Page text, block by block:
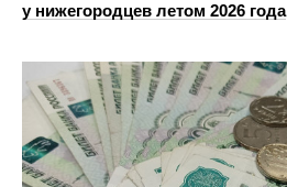
у нижегородцев летом 2026 года